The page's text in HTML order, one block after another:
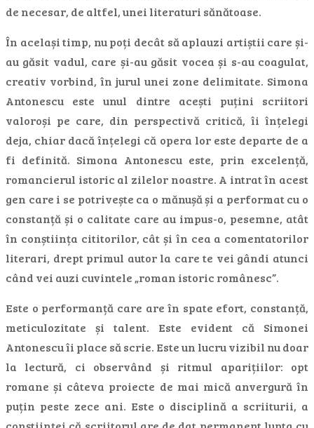
de necesar, de altfel, unei literaturi sănătoase.
În același timp, nu poți decât să aplauzi artiștii care și-
au găsit vadul, care și-au găsit vocea și s-au coagulat,
creativ vorbind, în jurul unei zone delimitate. Simona
Antonescu este unul dintre acești puțini scriitori
valoroși pe care, din perspectivă critică, îi înțelegi
deja, chiar dacă înțelegi că opera lor este departe de a
fi definită. Simona Antonescu este, prin excelență,
romancierul istoric al zilelor noastre. A intrat în acest
gen care i se potrivește ca o mănușă și a performat cu o
constanță și o calitate care au impus-o, pesemne, atât
în conștiința cititorilor, cât și în cea a comentatorilor
literari, drept primul autor la care te vei gândi atunci
când vei auzi cuvintele „roman istoric românesc”.
Este o performanță care are în spate efort, constanță,
meticulozitate și talent. Este evident că Simonei
Antonescu îi place să scrie. Este un lucru vizibil nu doar
la lectură, ci observând și ritmul aparițiilor: opt
romane și câteva proiecte de mai mică anvergură în
puțin peste zece ani. Este o disciplină a scriiturii, a